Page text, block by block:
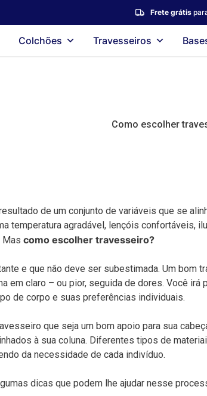
Frete grátis
Colchões Travesseiros
Como escolher
de um conjunto de variáveis que se
temperatura agradável, lençóis confortáveis,
Mas como escolher travesseiro?
e que não deve ser subestimada. Um bom
em claro – ou pior, seguida de dores. Você irá
de corpo e suas preferências individuais.
que seja um bom apoio para sua
à sua coluna. Diferentes tipos de
da necessidade de cada indivíduo.
dicas que podem lhe ajudar nesse